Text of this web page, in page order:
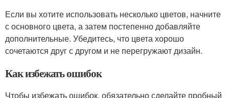
Если вы хотите использовать несколько цветов, начните
с основного цвета, а затем постепенно добавляйте
дополнительные. Убедитесь, что цвета хорошо
сочетаются друг с другом и не перегружают дизайн.
Как избежать ошибок
Чтобы избежать ошибок, обязательно сделайте пробный